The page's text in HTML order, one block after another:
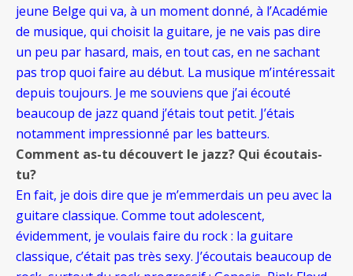
jeune Belge qui va, à un moment donné, à l’Académie
de musique, qui choisit la guitare, je ne vais pas dire
un peu par hasard, mais, en tout cas, en ne sachant
pas trop quoi faire au début. La musique m’intéressait
depuis toujours. Je me souviens que j’ai écouté
beaucoup de jazz quand j’étais tout petit. J’étais
notamment impressionné par les batteurs.
Comment as-tu découvert le jazz? Qui écoutais-
tu?
En fait, je dois dire que je m’emmerdais un peu avec la
guitare classique. Comme tout adolescent,
évidemment, je voulais faire du rock : la guitare
classique, c’était pas très sexy. J’écoutais beaucoup de